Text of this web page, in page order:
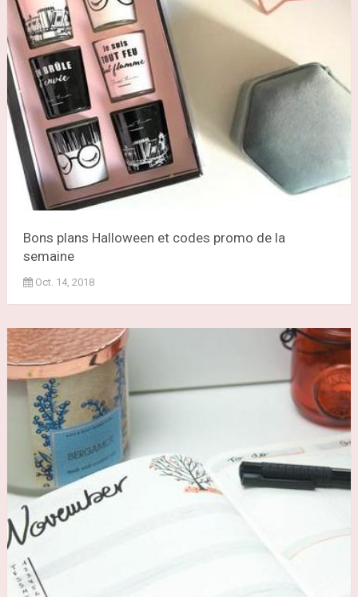
Bons plans Halloween et codes promo de la
semaine
Oct. 14, 2018